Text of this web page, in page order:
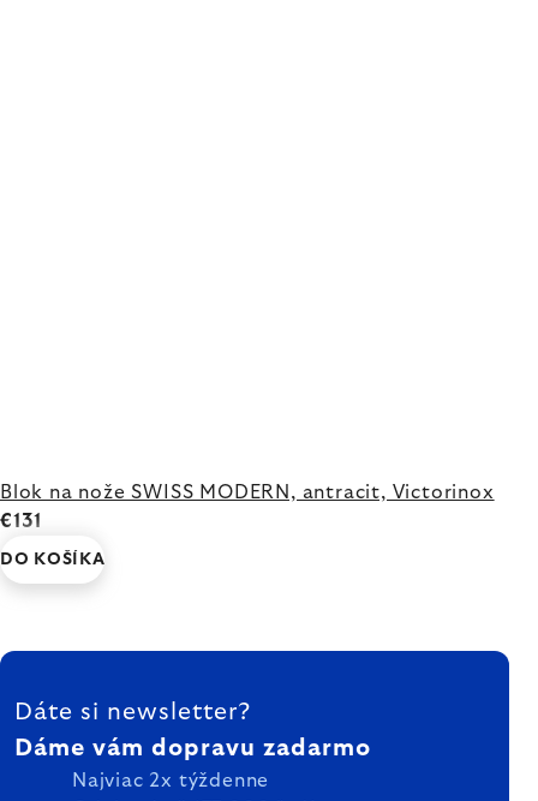
Blok na nože SWISS MODERN, antracit, Victorinox
€131
DO KOŠÍKA
ZÁPÄTIE
Dáte si newsletter?
Dáme vám dopravu zadarmo
Najviac 2x týždenne